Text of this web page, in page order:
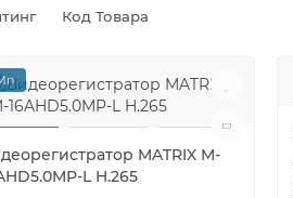
Код Товара
MATRIX M-
L H.265